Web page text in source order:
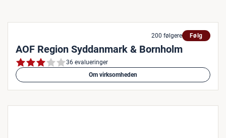
200 følgere Følg
AOF Region Syddanmark & Bornholm
36 evalueringer
Om virksomheden